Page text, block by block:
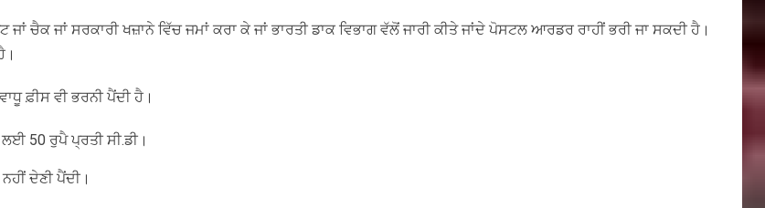
ਜਾਂ ਸਰਕਾਰੀ ਖਜ਼ਾਨੇ ਵਿੱਚ ਜਮਾਂ ਕਰਾ ਕੇ ਜਾਂ ਭਾਰਤੀ ਡਾਕ ਵਿਭਾਗ ਵੱਲੋਂ ਜਾਰੀ ਕੀਤੇ ਜਾਂਦੇ ਪੋਸਟਲ ਆਰਡਰ ਰਾਹੀਂ ਭਰੀ ਜਾ ਸਕਦੀ ਹੈ।
ਫ਼ੀਸ ਵੀ ਭਰਨੀ ਪੈਂਦੀ ਹੈ।
50 ਰੁਪੈ ਪ੍ਰਤੀ ਸੀ.ਡੀ।
ਦੇਣੀ ਪੈਂਦੀ।